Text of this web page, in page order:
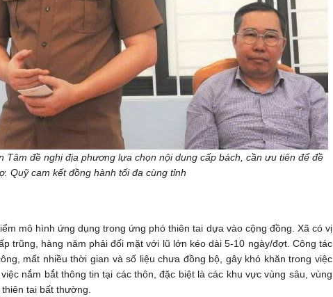
Tâm đề nghị địa phương lựa chọn nội dung cấp bách, cần ưu tiên để đề
Quỹ cam kết đồng hành tối đa cùng tỉnh
mô hình ứng dụng trong ứng phó thiên tai dựa vào cộng đồng. Xã có vị
trũng, hàng năm phải đối mặt với lũ lớn kéo dài 5-10 ngày/đợt. Công tác
mất nhiều thời gian và số liệu chưa đồng bộ, gây khó khăn trong việc
nắm bắt thông tin tại các thôn, đặc biệt là các khu vực vùng sâu, vùng
tai bất thường.